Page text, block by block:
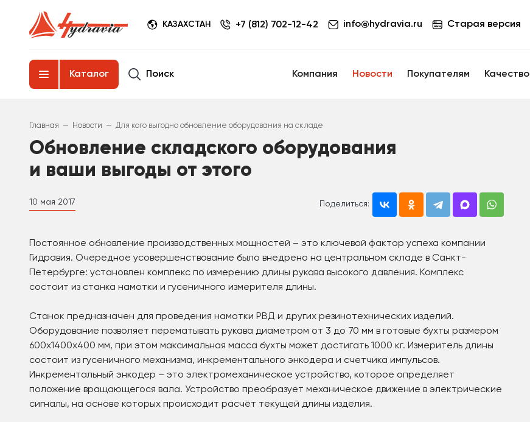
КАЗАХСТАН +7 (812) 702-12-42 info@hydravia.ru Старая версия
Каталог Поиск Компания Новости Покупателям Качество
Главная – Новости – Для кого выгодно обновление оборудования на складе
Обновление складского оборудования
и ваши выгоды от этого
10 мая 2017 Поделиться:
Постоянное обновление производственных мощностей – это ключевой фактор успеха компании
Гидравия. Очередное усовершенствование было внедрено на центральном складе в Санкт-
Петербурге: установлен комплекс по измерению длины рукава высокого давления. Комплекс
состоит из станка намотки и гусеничного измерителя длины.
Станок предназначен для проведения намотки РВД и других резинотехнических изделий.
Оборудование позволяет перематывать рукава диаметром от 3 до 70 мм в готовые бухты размером
600х1400х400 мм, при этом максимальная масса бухты может достигать 1000 кг. Измеритель длины
состоит из гусеничного механизма, инкрементального энкодера и счетчика импульсов.
Инкрементальный энкодер – это электромеханическое устройство, которое определяет
положение вращающегося вала. Устройство преобразует механическое движение в электрические
сигналы, на основе которых происходит расчёт текущей длины изделия.